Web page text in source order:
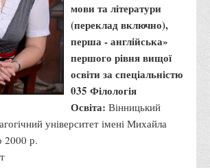
університету
університету
мови та літератури
(переклад включно),
перша - англійська»
першого рівня вищої
освіти за спеціальністю
035 Філологія
Освіта: Вінницький
університет імені Михайла
2000 р.